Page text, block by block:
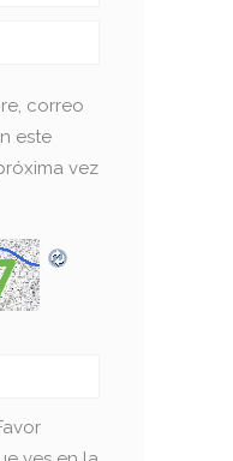
correo
este
vez